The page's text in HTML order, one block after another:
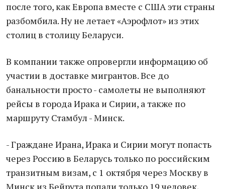
после того, как Европа вместе с США эти страны
разбомбила. Ну не летает «Аэрофлот» из этих
столиц в столицу Беларуси.
В компании также опровергли информацию об
участии в доставке мигрантов. Все до
банальности просто - самолеты не выполняют
рейсы в города Ирака и Сирии, а также по
маршруту Стамбул - Минск.
- Граждане Ирана, Ирака и Сирии могут попасть
через Россию в Беларусь только по российским
транзитным визам, с 1 октября через Москву в
Минск из Бейрута попали только 19 человек.